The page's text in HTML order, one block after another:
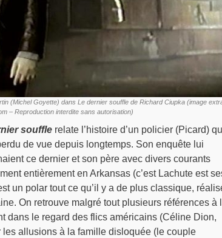
(Michel Goyette) dans Le dernier souffle de Richard Ciupka (image
– Reproduction interdite sans autorisation)
soufflerelate l’histoire d’un policier (Picard)
de vue depuis longtemps. Son enquête lui
ce dernier et son père avec divers courants
entièrement en Arkansas (c’est Lachute est
un polar tout ce qu’il y a de plus classique,
On retrouve malgré tout plusieurs références à
dans le regard des flics américains (Céline Dion,
allusions à la famille disloquée (le couple